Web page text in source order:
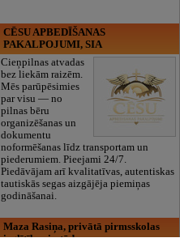
CĒSU APBEDĪŠANAS
PAKALPOJUMI, SIA
Cieņpilnas atvadas
bez liekām raizēm.
Mēs parūpēsimies
par visu — no
pilnas bēru
organizēšanas un
dokumentu
noformēšanas līdz transportam un
piederumiem. Pieejami 24/7.
Piedāvājam arī kvalitatīvas, autentiskas
tautiskās segas aizgājēja piemiņas
godināšanai.
Maza Rasiņa, privātā pirmsskolas